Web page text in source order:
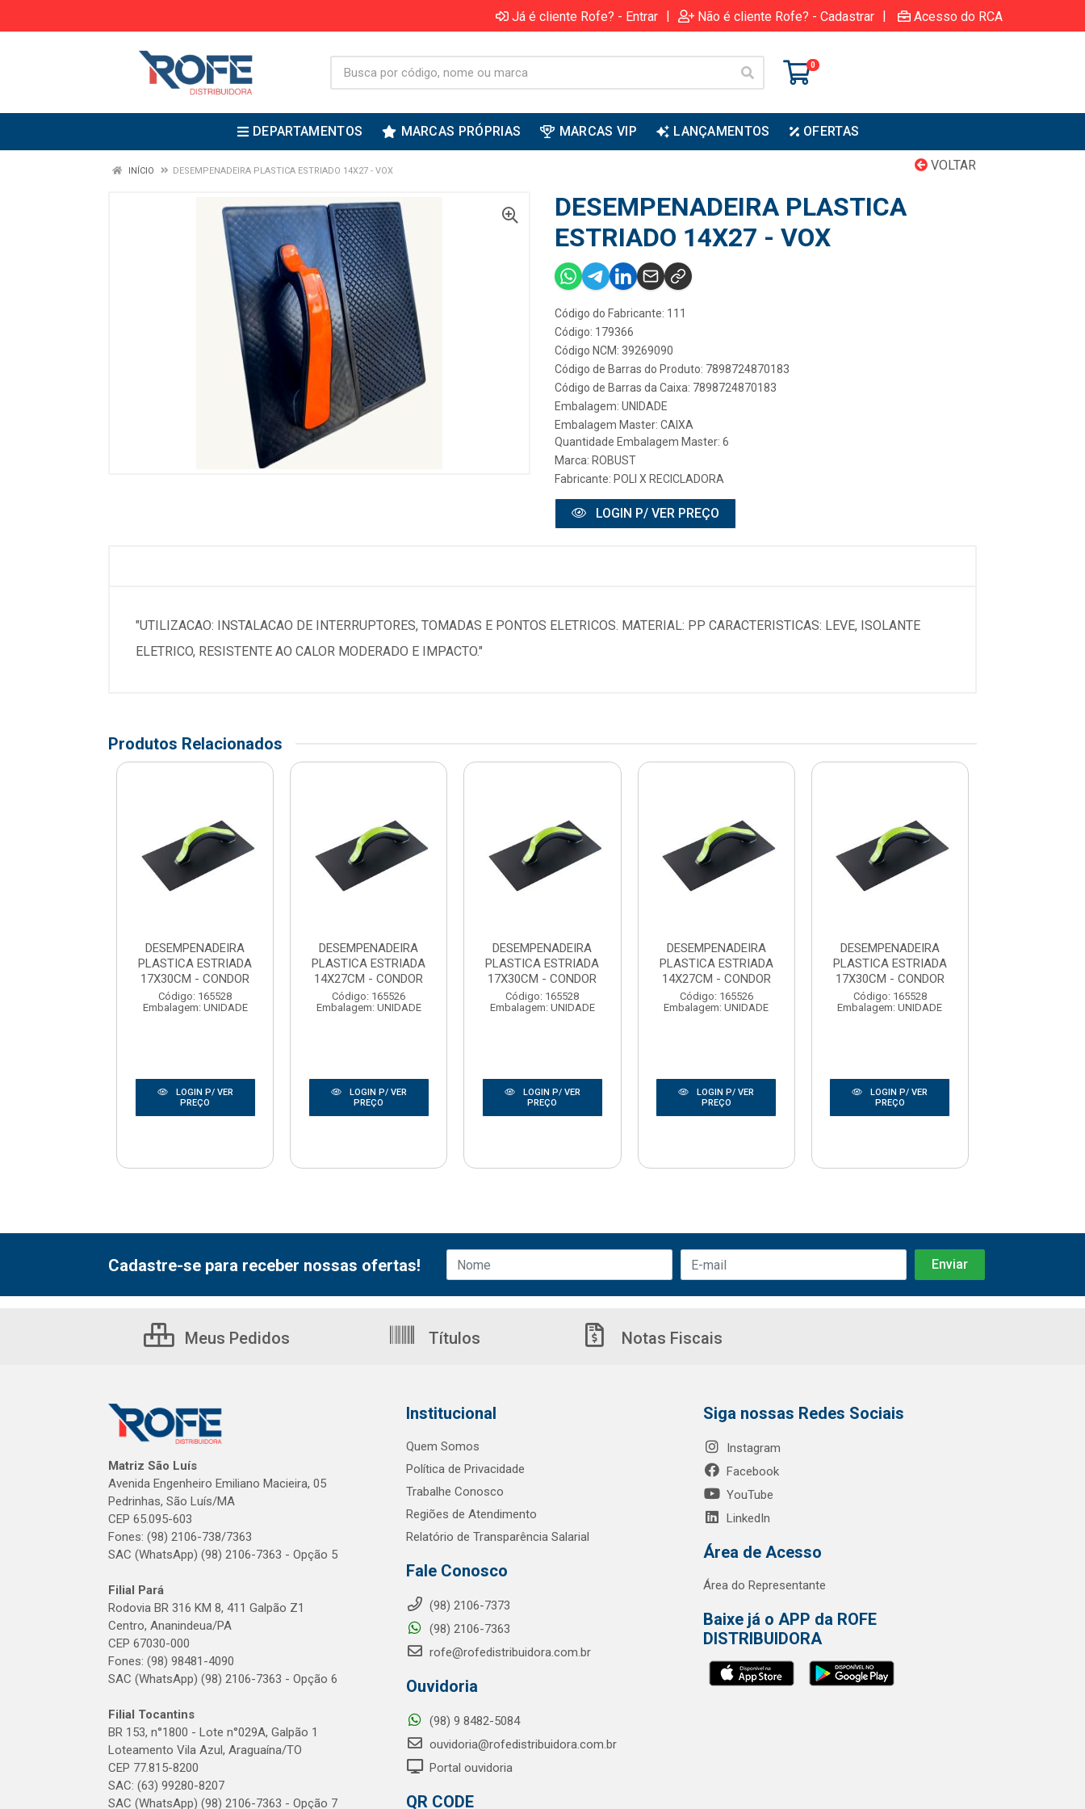
Já é cliente Rofe? - Entrar | Não é cliente Rofe? - Cadastrar | Acesso do RCA
0
DEPARTAMENTOS MARCAS PRÓPRIAS MARCAS VIP LANÇAMENTOS OFERTAS
VOLTAR
INÍCIO DESEMPENADEIRA PLASTICA ESTRIADO 14X27 - VOX
DESEMPENADEIRA PLASTICA
ESTRIADO 14X27 - VOX
Código do Fabricante: 111
Código: 179366
Código NCM: 39269090
Código de Barras do Produto: 7898724870183
Código de Barras da Caixa: 7898724870183
Embalagem: UNIDADE
Embalagem Master: CAIXA
Quantidade Embalagem Master: 6
Marca: ROBUST
Fabricante: POLI X RECICLADORA
LOGIN P/ VER PREÇO
"UTILIZACAO: INSTALACAO DE INTERRUPTORES, TOMADAS E PONTOS ELETRICOS. MATERIAL: PP CARACTERISTICAS: LEVE, ISOLANTE
ELETRICO, RESISTENTE AO CALOR MODERADO E IMPACTO."
Produtos Relacionados
DESEMPENADEIRA
PLASTICA ESTRIADA
17X30CM - CONDOR
Código: 165528
Embalagem: UNIDADE
LOGIN P/ VER
PREÇO
DESEMPENADEIRA
PLASTICA ESTRIADA
14X27CM - CONDOR
Código: 165526
Embalagem: UNIDADE
LOGIN P/ VER
PREÇO
DESEMPENADEIRA
PLASTICA ESTRIADA
17X30CM - CONDOR
Código: 165528
Embalagem: UNIDADE
LOGIN P/ VER
PREÇO
DESEMPENADEIRA
PLASTICA ESTRIADA
14X27CM - CONDOR
Código: 165526
Embalagem: UNIDADE
LOGIN P/ VER
PREÇO
DESEMPENADEIRA
PLASTICA ESTRIADA
17X30CM - CONDOR
Código: 165528
Embalagem: UNIDADE
LOGIN P/ VER
PREÇO
Cadastre-se para receber nossas ofertas!
Meus Pedidos Títulos Notas Fiscais
Matriz São Luís
Avenida Engenheiro Emiliano Macieira, 05
Pedrinhas, São Luís/MA
CEP 65.095-603
Fones: (98) 2106-738/7363
SAC (WhatsApp) (98) 2106-7363 - Opção 5
Filial Pará
Rodovia BR 316 KM 8, 411 Galpão Z1
Centro, Ananindeua/PA
CEP 67030-000
Fones: (98) 98481-4090
SAC (WhatsApp) (98) 2106-7363 - Opção 6
Filial Tocantins
BR 153, n°1800 - Lote n°029A, Galpão 1
Loteamento Vila Azul, Araguaína/TO
CEP 77.815-8200
SAC: (63) 99280-8207
SAC (WhatsApp) (98) 2106-7363 - Opção 7
Institucional
Quem Somos
Política de Privacidade
Trabalhe Conosco
Regiões de Atendimento
Relatório de Transparência Salarial
Fale Conosco
(98) 2106-7373
(98) 2106-7363
rofe@rofedistribuidora.com.br
Ouvidoria
(98) 9 8482-5084
ouvidoria@rofedistribuidora.com.br
Portal ouvidoria
QR CODE
Siga nossas Redes Sociais
Instagram
Facebook
YouTube
LinkedIn
Área de Acesso
Área do Representante
Baixe já o APP da ROFE
DISTRIBUIDORA